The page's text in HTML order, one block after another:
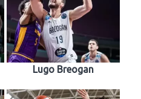
Lugo Breogan